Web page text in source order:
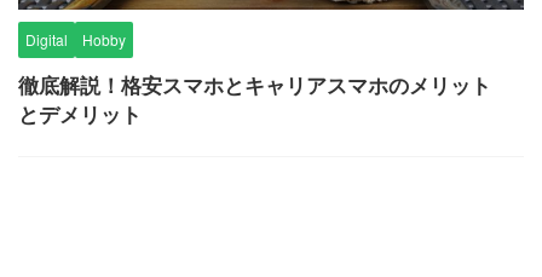
Digital Hobby
徹底解説！格安スマホとキャリアスマホのメリット
とデメリット